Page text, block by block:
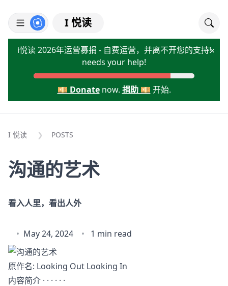
I 悦读
i悦读 2026年运营募捐 - 自费运营，并离不开您的支持!
needs your help!
💴 Donatenow. 捐助 💴 开始.
×
I 悦读 POSTS
沟通的艺术
看入人里，看出人外
May 24, 2024 1 min read
原作名: Looking Out Looking In
内容简介 · · · · · ·